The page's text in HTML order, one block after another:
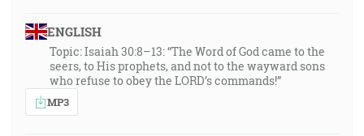
ENGLISH
Topic: Isaiah 30:8–13: “The Word of God came to the
seers, to His prophets, and not to the wayward sons
who refuse to obey the LORD’s commands!”
MP3